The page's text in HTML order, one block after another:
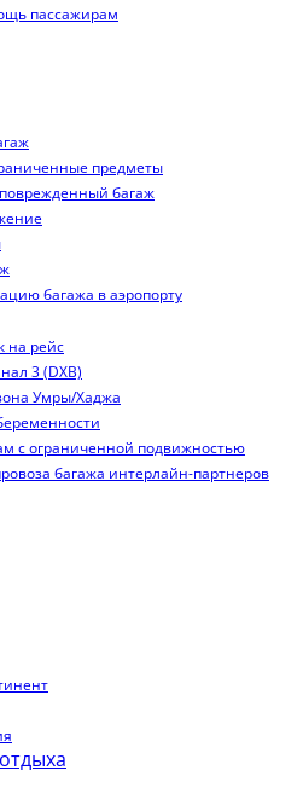
пассажирам
предметы
багаж
багажа в аэропорту
на рейс
3 (DXB)
Умры/Хаджа
с ограниченной подвижностью
багажа интерлайн-партнеров